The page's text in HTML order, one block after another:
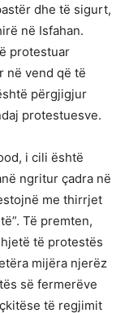
dhe të sigurt,
në Isfahan.
protestuar
në vend që të
përgjigjur
protestuesve.
i cili është
ngritur çadra në
me thirrjet
Të premten,
të protestës
mijëra njerëz
së fermerëve
të regjimit